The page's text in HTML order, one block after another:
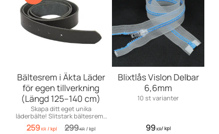
Bältesrem i Äkta Läder
för egen tillverkning
(Längd 125–140 cm)
Skapa ditt eget unika
läderbälte! Slitstark bältesrem i
äkta läder av högsta kvalitet.
259KR /kpl 299KR /kpl
Blixtlås Vislon Delbar
6,6mm
10 st varianter
99KR/kpl